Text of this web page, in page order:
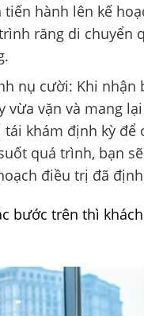
tiến hành lên kế
răng di chuyển
nụ cười: Khi
vừa vặn và mang
tái khám định kỳ
quá trình, bạn
điều trị đã
bước trên thì